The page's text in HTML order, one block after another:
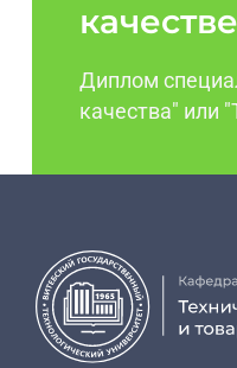
Диплом
качества" или